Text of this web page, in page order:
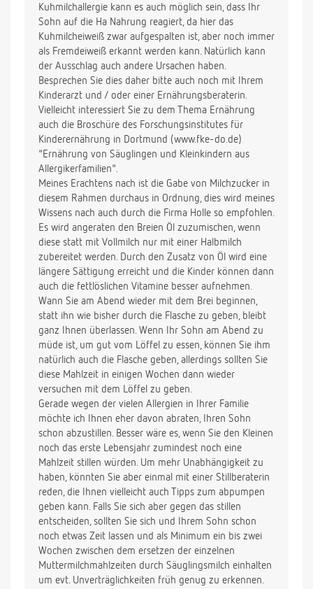
Kuhmilchallergie kann es auch möglich sein, dass Ihr
Sohn auf die Ha Nahrung reagiert, da hier das
Kuhmilcheiweiß zwar aufgespalten ist, aber noch immer
als Fremdeiweiß erkannt werden kann. Natürlich kann
der Ausschlag auch andere Ursachen haben.
Besprechen Sie dies daher bitte auch noch mit Ihrem
Kinderarzt und / oder einer Ernährungsberaterin.
Vielleicht interessiert Sie zu dem Thema Ernährung
auch die Broschüre des Forschungsinstitutes für
Kinderernährung in Dortmund (www.fke-do.de)
"Ernährung von Säuglingen und Kleinkindern aus
Allergikerfamilien".
Meines Erachtens nach ist die Gabe von Milchzucker in
diesem Rahmen durchaus in Ordnung, dies wird meines
Wissens nach auch durch die Firma Holle so empfohlen.
Es wird angeraten den Breien Öl zuzumischen, wenn
diese statt mit Vollmilch nur mit einer Halbmilch
zubereitet werden. Durch den Zusatz von Öl wird eine
längere Sättigung erreicht und die Kinder können dann
auch die fettlöslichen Vitamine besser aufnehmen.
Wann Sie am Abend wieder mit dem Brei beginnen,
statt ihn wie bisher durch die Flasche zu geben, bleibt
ganz Ihnen überlassen. Wenn Ihr Sohn am Abend zu
müde ist, um gut vom Löffel zu essen, können Sie ihm
natürlich auch die Flasche geben, allerdings sollten Sie
diese Mahlzeit in einigen Wochen dann wieder
versuchen mit dem Löffel zu geben.
Gerade wegen der vielen Allergien in Ihrer Familie
möchte ich Ihnen eher davon abraten, Ihren Sohn
schon abzustillen. Besser wäre es, wenn Sie den Kleinen
noch das erste Lebensjahr zumindest noch eine
Mahlzeit stillen würden. Um mehr Unabhängigkeit zu
haben, könnten Sie aber einmal mit einer Stillberaterin
reden, die Ihnen vielleicht auch Tipps zum abpumpen
geben kann. Falls Sie sich aber gegen das stillen
entscheiden, sollten Sie sich und Ihrem Sohn schon
noch etwas Zeit lassen und als Minimum ein bis zwei
Wochen zwischen dem ersetzen der einzelnen
Muttermilchmahlzeiten durch Säuglingsmilch einhalten
um evt. Unverträglichkeiten früh genug zu erkennen.